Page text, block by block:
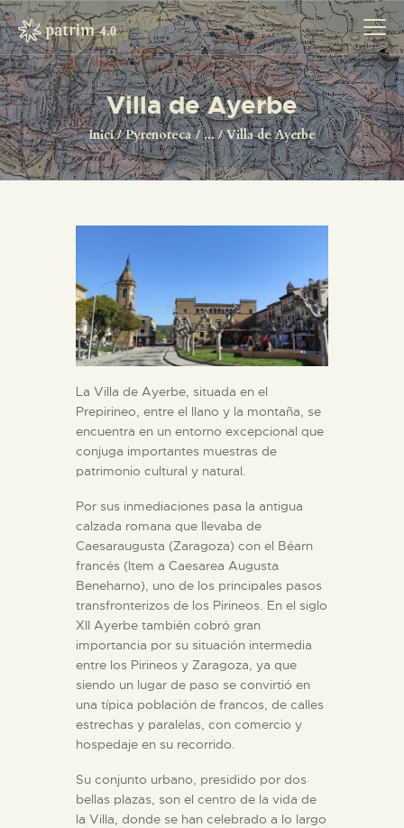
Villa de Ayerbe
Inici Pyrenoteca ... Villa de Ayerbe
INICI
PYRENOTECA 4.0
LA XARXA
CONTACTE
PROJECTES
La Villa de Ayerbe, situada en el
Prepirineo, entre el llano y la montaña, se
encuentra en un entorno excepcional que
conjuga importantes muestras de
patrimonio cultural y natural.
Por sus inmediaciones pasa la antigua
calzada romana que llevaba de
Caesaraugusta (Zaragoza) con el Béarn
francés (Item a Caesarea Augusta
Beneharno), uno de los principales pasos
transfronterizos de los Pirineos. En el siglo
XII Ayerbe también cobró gran
importancia por su situación intermedia
entre los Pirineos y Zaragoza, ya que
siendo un lugar de paso se convirtió en
una típica población de francos, de calles
estrechas y paralelas, con comercio y
hospedaje en su recorrido.
Su conjunto urbano, presidido por dos
bellas plazas, son el centro de la vida de
la Villa, donde se han celebrado a lo largo